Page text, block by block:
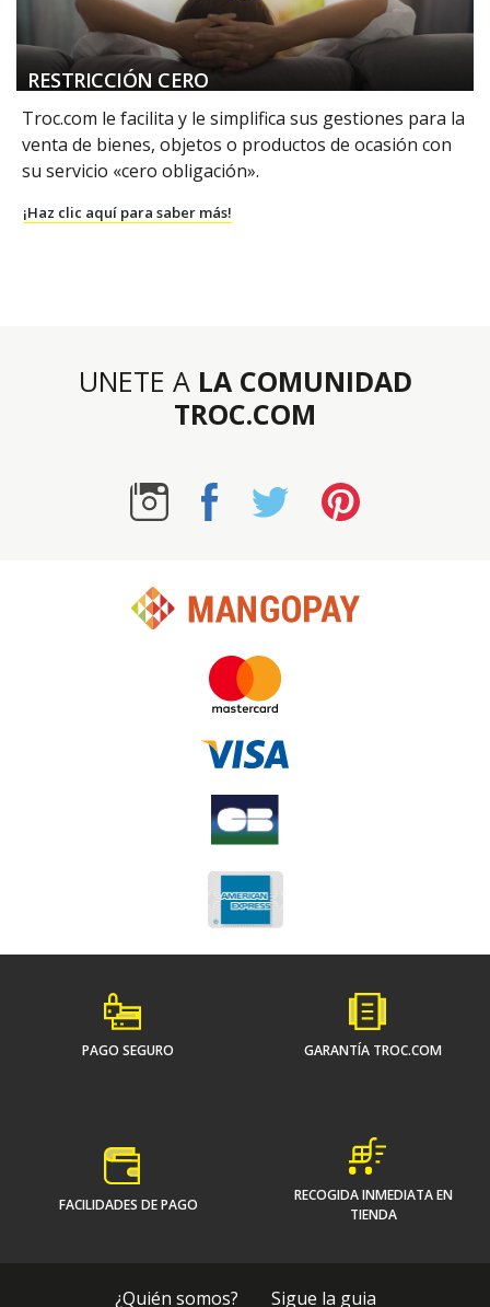
RESTRICCIÓN CERO
Troc.com le facilita y le simplifica sus gestiones para la
venta de bienes, objetos o productos de ocasión con
su servicio «cero obligación».
¡Haz clic aquí para saber más!
UNETE A LA COMUNIDAD
TROC.COM
PAGO SEGURO GARANTÍA TROC.COM
FACILIDADES DE PAGO
RECOGIDA INMEDIATA EN
TIENDA
¿Quién somos? Sigue la guia